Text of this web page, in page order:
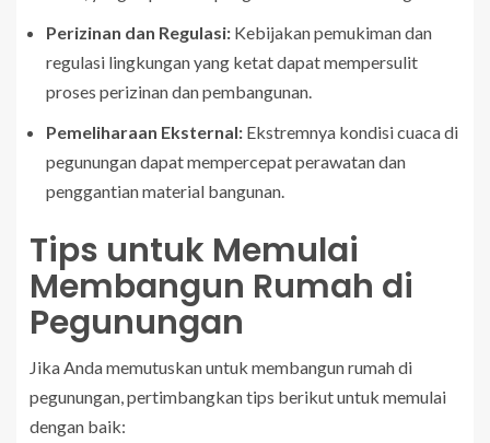
Perizinan dan Regulasi: Kebijakan pemukiman dan
regulasi lingkungan yang ketat dapat mempersulit
proses perizinan dan pembangunan.
Pemeliharaan Eksternal: Ekstremnya kondisi cuaca di
pegunungan dapat mempercepat perawatan dan
penggantian material bangunan.
Tips untuk Memulai
Membangun Rumah di
Pegunungan
Jika Anda memutuskan untuk membangun rumah di
pegunungan, pertimbangkan tips berikut untuk memulai
dengan baik: